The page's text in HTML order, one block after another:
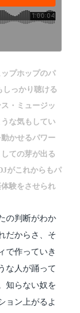
プホップのパ
しっかり聴ける
・ミュージッ
な気もしてい
かせるパワー
ての芽が出る
がこれからもパ
験をさせられ
の判断がわか
だからさ、そ
で作っていき
な人が踊って
知らない奴を
ョン上がるよ